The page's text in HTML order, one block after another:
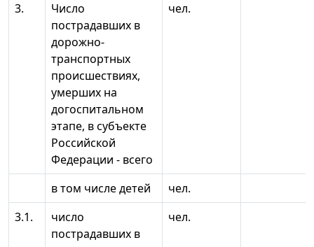
3.
Число
пострадавших в
дорожно-
транспортных
происшествиях,
умерших на
догоспитальном
этапе, в субъекте
Российской
Федерации - всего
чел.
в том числе детей
чел.
3.1.
число
пострадавших в
чел.